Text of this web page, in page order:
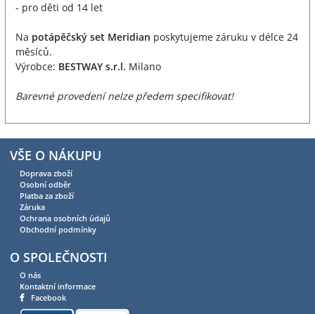
- pro děti od 14 let
Na potápěčský set Meridian poskytujeme záruku v délce 24
měsíců.
Výrobce: BESTWAY s.r.l. Milano
Barevné provedení nelze předem specifikovat!
VŠE O NÁKUPU
Doprava zboží
Osobní odběr
Platba za zboží
Záruka
Ochrana osobních údajů
Obchodní podmínky
O SPOLEČNOSTI
O nás
Kontaktní informace
Facebook